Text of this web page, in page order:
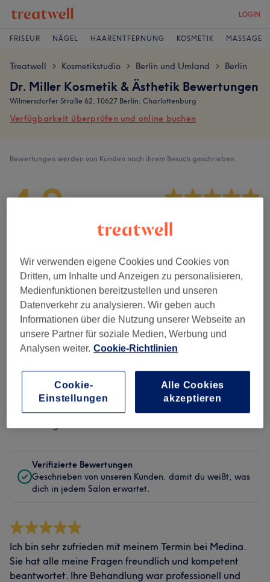
LOGIN
FRISEUR NÄGEL HAARENTFERNUNG KOSMETIK MASSAGE
Treatwell > Kosmetikstudio > Berlin und Umland > Berlin
Dr. Miller Kosmetik & Ästhetik Bewertungen
Wilmersdorfer Straße 62, 10627 Berlin, Charlottenburg
Verfügbarkeit überprüfen und online buchen
Bewertungen werden von Kunden nach ihrem Besuch geschrieben.
4,9
Sauberkeit
Service
Bewertungen filtern
Behandlung Alle Bewertungen
Verifizierte Bewertungen
Geschrieben von unseren Kunden, damit du weißt, was
dich in jedem Salon erwartet.
Ich bin sehr zufrieden mit meinem Termin bei Medina.
Sie hat alle meine Fragen freundlich und kompetent
beantwortet. Ihre Behandlung war professionell und
Wir verwenden eigene Cookies und Cookies von
Dritten, um Inhalte und Anzeigen zu personalisieren,
Medienfunktionen bereitzustellen und unseren
Datenverkehr zu analysieren. Wir geben auch
Informationen über die Nutzung unserer Webseite an
unsere Partner für soziale Medien, Werbung und
Analysen weiter. Cookie-Richtlinien
Cookie-
Einstellungen
Alle Cookies
akzeptieren